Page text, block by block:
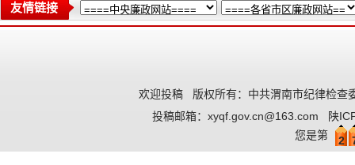
友情链接
欢迎投稿 版权所有：中共渭南市纪律检查
投稿邮箱： xyqf.gov.cn@163.com
陕
您是第